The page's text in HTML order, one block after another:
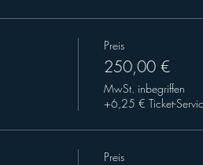
Preis
250,00 €
MwSt. inbegriffen
+6,25 € Ticket-
Preis